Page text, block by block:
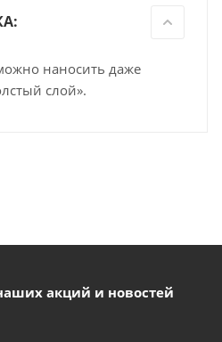
наносить даже
слой».
акций и новостей